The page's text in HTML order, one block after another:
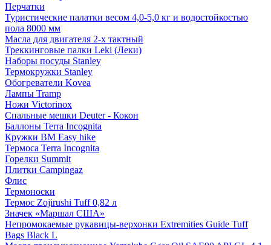
Перчатки
Туристические палатки весом 4,0-5,0 кг и водостойкостью
пола 8000 мм
Масла для двигателя 2-х тактный
Треккинговые палки Leki (Леки)
Наборы посуды Stanley
Термокружки Stanley
Обогреватели Kovea
Лампы Tramp
Ножи Victorinox
Спальные мешки Deuter - Кокон
Баллоны Terra Incognita
Кружки BM Easy hike
Термоса Terra Incognita
Горелки Summit
Плитки Campingaz
Флис
Термоноски
Термос Zojirushi Tuff 0,82 л
Значек «Маршал США»
Непромокаемые рукавицы-верхонки Extremities Guide Tuff
Bags Black L